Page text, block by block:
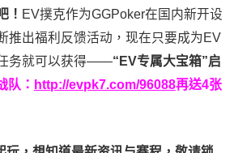
！ EV撲克作为GGPoker在国内新开设
推出福利反馈活动，现在只要成为EV
务就可以获得——“EV专属大宝箱”启
队： http://evpk7.com/96088再送4张